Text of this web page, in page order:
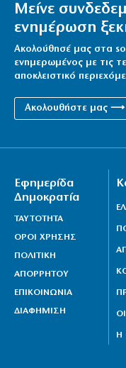
Μείνε
ενημέρωση
Ακολούθησέ μας στα
ενημερωμένος με τις
αποκλειστικό
Ακολουθήστε μας ⟶
Εφημερίδα
Δημοκρατία
ΤΑΥΤΟΤΗΤΑ
ΟΡΟΙ ΧΡΗΣΗΣ
ΠΟΛΙΤΙΚΗ
ΑΠΟΡΡΗΤΟΥ
ΕΠΙΚΟΙΝΩΝΙΑ
ΔΙΑΦΗΜΙΣΗ
Η